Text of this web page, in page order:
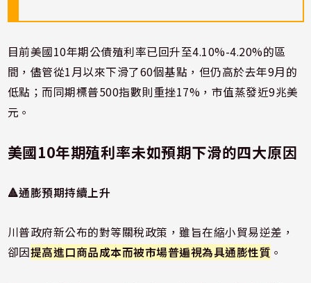
目前美國10年期公債殖利率已回升至4.10%-4.20%的區
間，儘管從1月以來下滑了60個基點，但仍高於去年9月的
低點；而同期標普500指數則重挫17%，市值蒸發近9兆美
元。
美國10年期殖利率未如預期下滑的四大原因
🔺通膨預期持續上升
川普政府新公布的對等關稅政策，雖旨在縮小貿易逆差，
卻因提高進口商品成本而被市場普遍視為具通膨性質 。